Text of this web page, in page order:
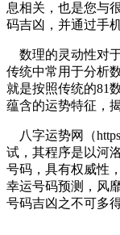
息相关，也是您与
码吉凶，并通过手
数理的灵动性对
传统中常用于分析
就是按照传统的81
蕴含的运势特征，
八字运势网（
试，其程序是以河
号码，具有权威性
幸运号码预测，风
号码吉凶之不可多